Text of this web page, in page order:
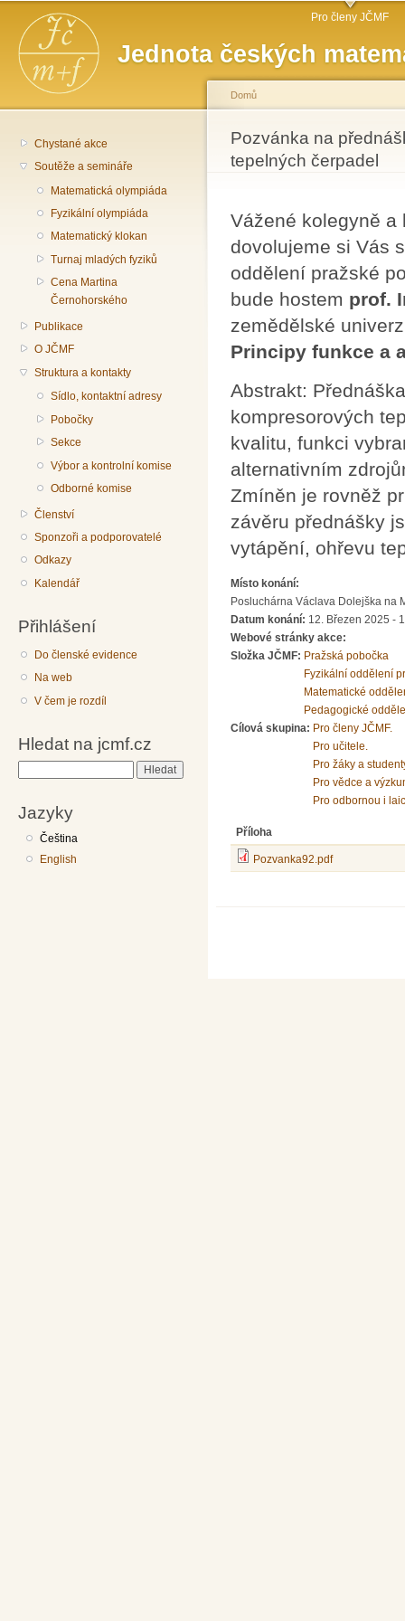
Jednota českých
Hlavní menu Pro členy JČMF
Chystané akce
Soutěže a semináře
Matematická olympiáda
Fyzikální olympiáda
Matematický klokan
Turnaj mladých fyziků
Cena Martina
Černohorského
Publikace
O JČMF
Struktura a kontakty
Sídlo, kontaktní adresy
Pobočky
Sekce
Výbor a kontrolní komise
Odborné komise
Členství
Sponzoři a podporovatelé
Odkazy
Kalendář
Přihlášení
Do členské evidence
Na web
V čem je rozdíl
Hledat na jcmf.cz
Jazyky
Čeština
English
Jste zde
Domů
Pozvánka na
tepelných čerpadel
Vážené kolegyně a
dovolujeme si Vás
oddělení pražské
bude hostem prof.
zemědělské
Principy funkce a
Abstrakt:
kompresorových
kvalitu, funkci
alternativním
Zmíněn je rovněž
závěru přednášky
vytápění, ohřevu
Místo konání:
Posluchárna Václava Dolejška na
Datum konání: 12. Březen 2025 -
Webové stránky akce:
Složka JČMF: Pražská pobočka
Fyzikální oddělení
Matematické
Pedagogické
Cílová skupina: Pro členy JČMF.
Pro učitele.
Pro žáky a
Pro vědce a
Pro odbornou i
Příloha
Pozvanka92.pdf